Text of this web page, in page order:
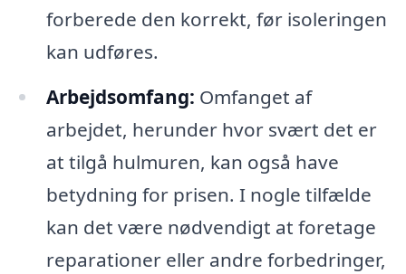
forberede den korrekt, før isoleringen
kan udføres.
Arbejdsomfang: Omfanget af
arbejdet, herunder hvor svært det er
at tilgå hulmuren, kan også have
betydning for prisen. I nogle tilfælde
kan det være nødvendigt at foretage
reparationer eller andre forbedringer,